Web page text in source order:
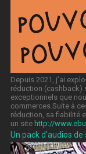
Depuis 2021, j’ai
réduction (cashback)
exceptionnels que
commerces.Suite à
réduction, sa fiabilité
un site http://
Un pack d’audios